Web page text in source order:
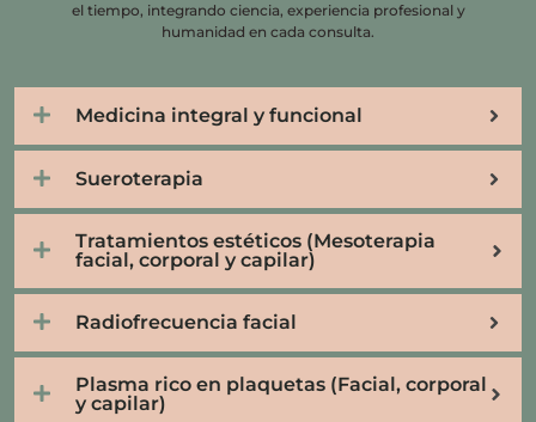
el tiempo, integrando ciencia, experiencia profesional y
humanidad en cada consulta.
Medicina integral y funcional
Sueroterapia
Tratamientos estéticos (Mesoterapia
facial, corporal y capilar)
Radiofrecuencia facial
Plasma rico en plaquetas (Facial, corporal
y capilar)